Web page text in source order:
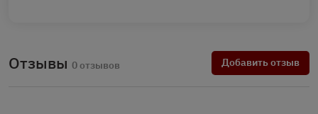
Отзывы 0 отзывов Добавить отзыв